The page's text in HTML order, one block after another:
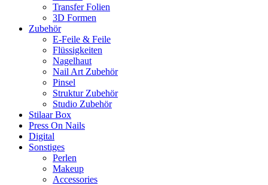
Transfer Folien
3D Formen
Zubehör
E-Feile & Feile
Flüssigkeiten
Nagelhaut
Nail Art Zubehör
Pinsel
Struktur Zubehör
Studio Zubehör
Stilaar Box
Press On Nails
Digital
Sonstiges
Perlen
Makeup
Accessories